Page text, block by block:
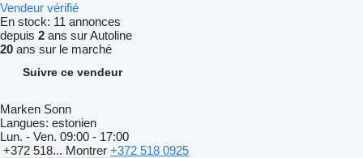
Vendeur vérifié
En stock: 11 annonces
depuis 2 ans sur Autoline
20 ans sur le marché
Suivre ce vendeur
Marken Sonn
Langues: estonien
Lun. - Ven. 09:00 - 17:00
+372 518... Montrer +372 518 0925